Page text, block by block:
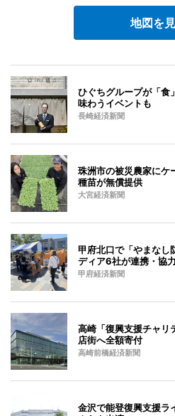
地図を
ひぐちグループが「食
味わうイベントも
長崎経済新聞
珠洲市の被災農家にケ
種苗が無償提供
大宮経済新聞
甲府北口で「やまなし
ディア6社が連携・協力
甲府経済新聞
高崎「復興支援チャリ
店街へ全額寄付
高崎前橋経済新聞
金沢で能登復興支援ラ